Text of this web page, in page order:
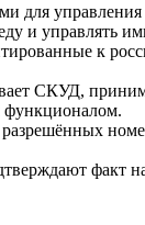
управления
и управлять
к
СКУД,
функционалом.
факт